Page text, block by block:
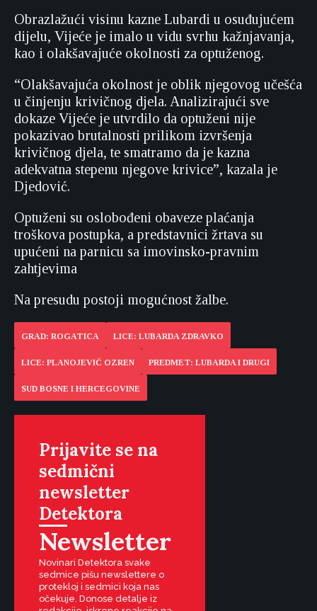
Obrazlažući visinu kazne Lubardi u osuđujućem
dijelu, Vijeće je imalo u vidu svrhu kažnjavanja,
kao i olakšavajuće okolnosti za optuženog.
“Olakšavajuća okolnost je oblik njegovog učešća
u činjenju krivičnog djela. Analizirajući sve
dokaze Vijeće je utvrdilo da optuženi nije
pokazivao brutalnosti prilikom izvršenja
krivičnog djela, te smatramo da je kazna
adekvatna stepenu njegove krivice”, kazala je
Djedović.
Optuženi su oslobođeni obaveze plaćanja
troškova postupka, a predstavnici žrtava su
upućeni na parnicu sa imovinsko-pravnim
zahtjevima
Na presudu postoji mogućnost žalbe.
GRAD: ROGATICA LICE: LUBARDA ZDRAVKO
LICE: PLANOJEVIĆ OZREN PREDMET: LUBARDA I DRUGI
SUD BOSNE I HERCEGOVINE
Prijavite se na
sedmični
newsletter
Detektora
Newsletter
Novinari Detektora svake
sedmice pišu newslettere o
protekloj i sedmici koja nas
očekuje. Donose detalje iz